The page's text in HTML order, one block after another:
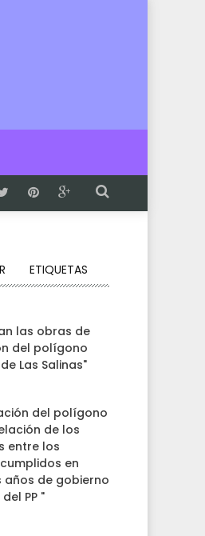
ETIQUETAS
las obras de
del polígono
Las Salinas"
del polígono
de los
entre los
en
años de gobierno
PP "